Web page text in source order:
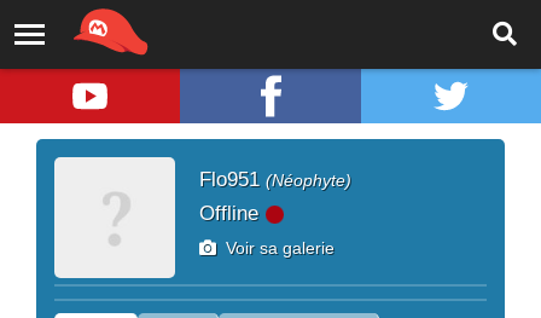
Flo951 (Néophyte)
Offline
Voir sa galerie